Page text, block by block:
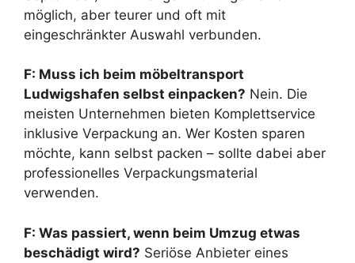
möglich, aber teurer und oft mit
eingeschränkter Auswahl verbunden.
F: Muss ich beim möbeltransport
Ludwigshafen selbst einpacken? Nein. Die
meisten Unternehmen bieten Komplettservice
inklusive Verpackung an. Wer Kosten sparen
möchte, kann selbst packen – sollte dabei aber
professionelles Verpackungsmaterial
verwenden.
F: Was passiert, wenn beim Umzug etwas
beschädigt wird? Seriöse Anbieter eines